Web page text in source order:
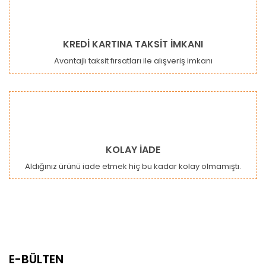
KREDİ KARTINA TAKSİT İMKANI
Avantajlı taksit fırsatları ile alışveriş imkanı
KOLAY İADE
Aldığınız ürünü iade etmek hiç bu kadar kolay olmamıştı.
E-BÜLTEN